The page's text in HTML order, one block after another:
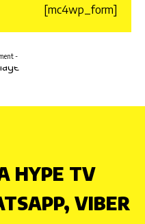
[mc4wp_form]
-
HYPE TV
VIBER